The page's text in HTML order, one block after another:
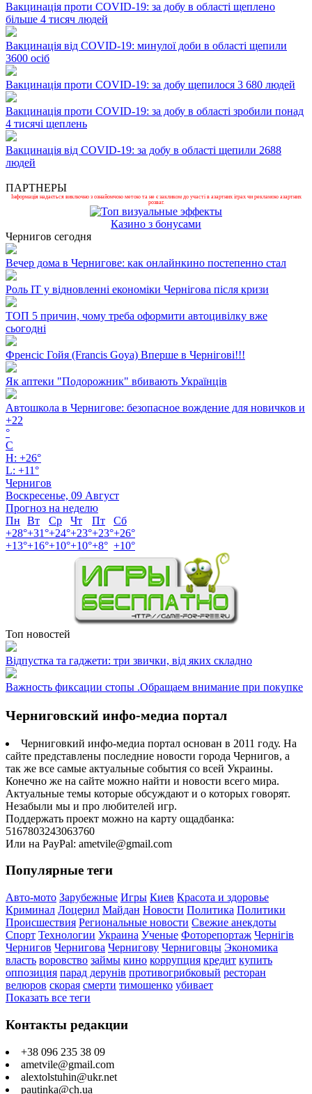
Вакцинація проти COVID-19: за добу в області щеплено
більше 4 тисяч людей
Вакцинація від COVID-19: минулої доби в області щепили
3600 осіб
Вакцинація проти COVID-19: за добу щепилося 3 680 людей
Вакцинація проти COVID-19: за добу в області зробили понад
4 тисячі щеплень
Вакцинація від COVID-19: за добу в області щепили 2688
людей
ПАРТНЕРЫ
Інформація надається виключно з ознайомчою метою та не є закликом до участі в азартних іграх чи рекламою азартних
розваг.
Казино з бонусами
Чернигов сегодня
Вечер дома в Чернигове: как онлайнкино постепенно стал
Роль ІТ у відновленні економіки Чернігова після кризи
ТОП 5 причин, чому треба оформити автоцивілку вже
сьогодні
Френсіс Гойя (Francis Goya) Вперше в Чернігові!!!
Як аптеки "Подорожник" вбивають Українців
Автошкола в Чернигове: безопасное вождение для новичков и
+22
°
C
H: +26°
L: +11°
Чернигов
Воскресенье, 09 Август
Прогноз на неделю
Пн
Вт Ср Чт Пт
Сб
+28°+31°+24°+23°+23°+26°
+13°+16°+10°+10°+8° +10°
Топ новостей
Відпустка та гаджети: три звички, від яких складно
Важность фиксации стопы .Обращаем внимание при покупке
Черниговский инфо-медиа портал
Черниговкий инфо-медиа портал основан в 2011 году. На
сайте представлены последние новости города Чернигов, а
так же все самые актуальные события со всей Украины.
Конечно же на сайте можно найти и новости всего мира.
Актуальные темы которые обсуждают и о которых говорят.
Незабыли мы и про любителей игр.
Поддержать проект можно на карту ощадбанка:
5167803243063760
Или на PayPal: ametvile@gmail.com
Популярные теги
Авто-мото Зарубежные Игры Киев Красота и здоровье
Криминал Лоцерил Майдан Новости Политика Политики
Происшествия Региональные новости Свежие анекдоты
Спорт Технологии Украина Ученые Фоторепортаж Чернігів
Чернигов Чернигова Чернигову Черниговцы Экономика
власть воровство займы кино коррупция кредит купить
оппозиция парад дерунів противогрибковый ресторан
велюров скорая смерти тимошенко убивает
Показать все теги
Контакты редакции
+38 096 235 38 09
ametvile@gmail.com
alextolstuhin@ukr.net
pautinka@ch.ua